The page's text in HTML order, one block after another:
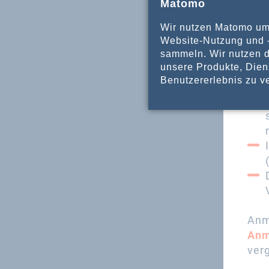
Die
Matomo
Wir nutzen Matomo
Website-Nutzung und
sammeln. Wir nutzen
unsere Produkte,
Benutzererlebnis zu